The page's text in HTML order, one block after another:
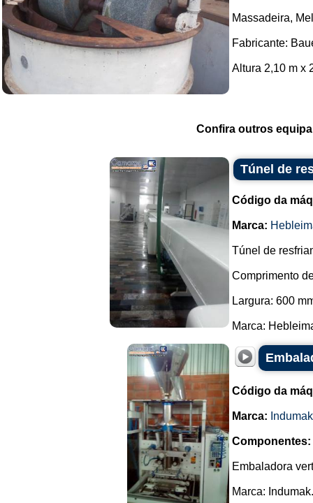
Massadeira,
Fabricante:
Altura 2,10 m x
Confira outros
Túnel de
Código da
Marca:
Túnel de
Comprimento
Largura: 600
Marca:
Código da
Marca: Indumak
Componentes:
Embaladora
Marca: Indumak.